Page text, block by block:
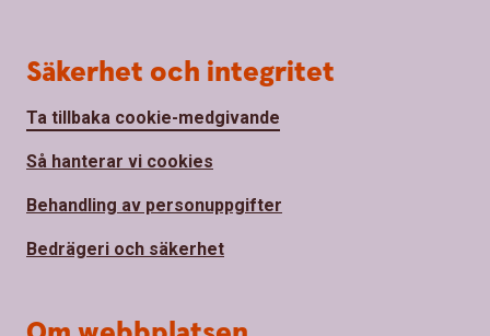
Säkerhet och integritet
Ta tillbaka cookie-medgivande
Så hanterar vi cookies
Behandling av personuppgifter
Bedrägeri och säkerhet